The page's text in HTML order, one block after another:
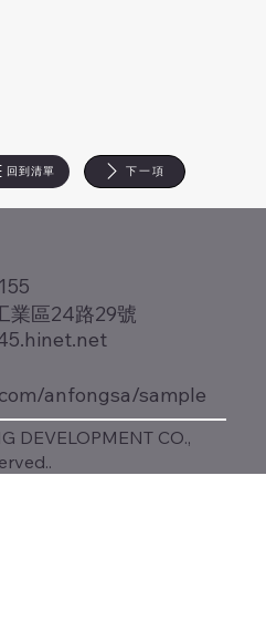
回到清單 下一項
業區24路29號
anfongsa/sample
DEVELOPMENT CO.,